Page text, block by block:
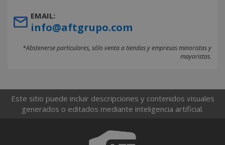
EMAIL:
info@aftgrupo.com
*Abstenerse particulares, sólo venta a tiendas y empresas minoristas y
mayoristas.
Este sitio puede incluir descripciones y contenidos visuales
generados o editados mediante inteligencia artificial.